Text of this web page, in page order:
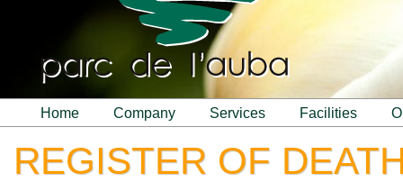
home company services facilities
REGISTER OF